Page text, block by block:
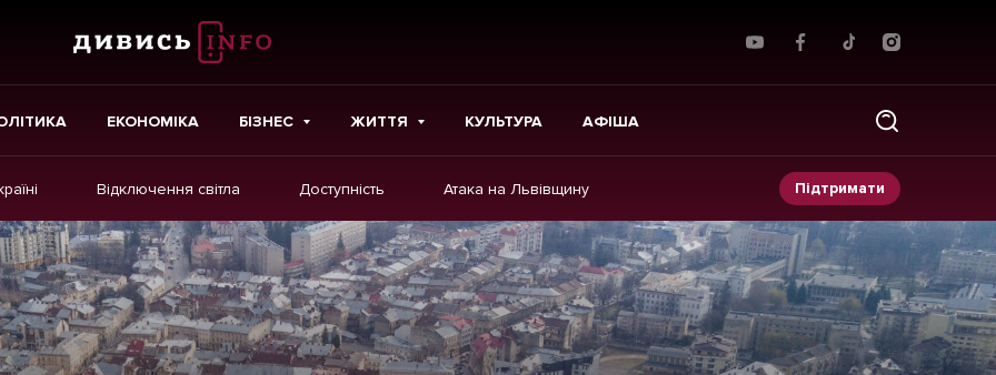
ЕКОНОМІКА БІЗНЕС ЖИТТЯ КУЛЬТУРА АФІША
Відключення світла Доступність Атака на Львівщину Підтримати
Інтерв'ю
Картки
Репортаж
Прес-релізи
Фото/Відео
Made in Lviv